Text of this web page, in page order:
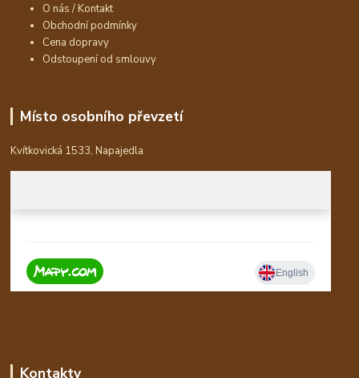
O nás / Kontakt
Obchodní podmínky
Cena dopravy
Odstoupení od smlouvy
Místo osobního převzetí
Kvítkovická 1533, Napajedla
Kontakty